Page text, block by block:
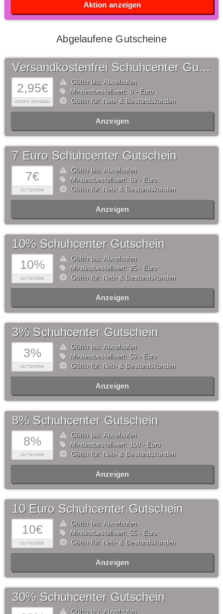
Aktion anzeigen
Abgelaufene Gutscheine
2,95€
GRATIS VERSAND
Versandkostenfrei Schuhcenter Gutschein
Gültig bis: Abgelaufen
Mindestbestellwert: 0,- Euro
Gültig für: Neu- & Bestandskunden
Anzeigen
7€
GUTSCHEIN
7 Euro Schuhcenter Gutschein
Gültig bis: Abgelaufen
Mindestbestellwert: 69,- Euro
Gültig für: Neu- & Bestandskunden
Anzeigen
10%
GUTSCHEIN
10% Schuhcenter Gutschein
Gültig bis: Abgelaufen
Mindestbestellwert: 25,- Euro
Gültig für: Neu- & Bestandskunden
Anzeigen
3%
GUTSCHEIN
3% Schuhcenter Gutschein
Gültig bis: Abgelaufen
Mindestbestellwert: 59,- Euro
Gültig für: Neu- & Bestandskunden
Anzeigen
8%
GUTSCHEIN
8% Schuhcenter Gutschein
Gültig bis: Abgelaufen
Mindestbestellwert: 100,- Euro
Gültig für: Neu- & Bestandskunden
Anzeigen
10€
GUTSCHEIN
10 Euro Schuhcenter Gutschein
Gültig bis: Abgelaufen
Mindestbestellwert: 55,- Euro
Gültig für: Neu- & Bestandskunden
Anzeigen
30% Schuhcenter Gutschein
Gültig bis: Abgelaufen